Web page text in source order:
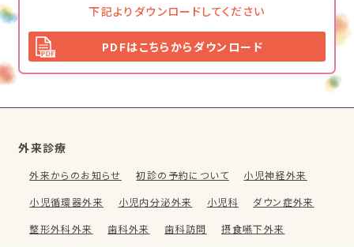
下記よりダウンロードしてください
PDFはこちらからダウンロード
外来診療
外来からのお知らせ 初診の予約について 小児神経外来
小児循環器外来 小児内分泌外来 小児科 ダウン症外来
整形外科外来 歯科外来 歯科訪問 摂食嚥下外来